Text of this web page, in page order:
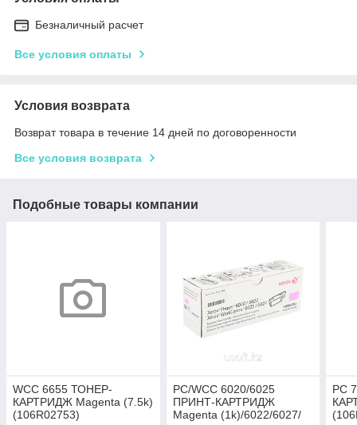
Безналичный расчет
Все условия оплаты
Условия возврата
Возврат товара в течение 14 дней по договоренности
Все условия возврата
Подобные товары компании
WCC 6655 ТОНЕР-
КАРТРИДЖ Magenta (7.5k)
(106R02753)
PC/WCC 6020/6025
ПРИНТ-КАРТРИДЖ
Magenta (1k)/6022/6027/
PC